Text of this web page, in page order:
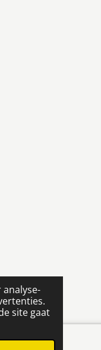
site gaat